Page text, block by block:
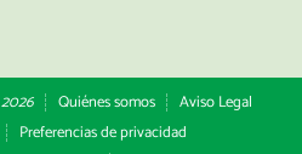
2026 Quiénes somos
Aviso Legal
Preferencias de privacidad